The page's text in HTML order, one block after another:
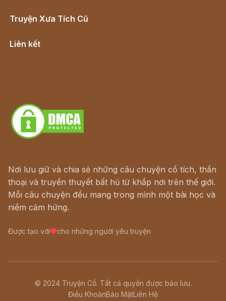
Truyện Xưa Tích Cũ
Liên kết
Nơi lưu giữ và chia sẻ những câu chuyện cổ tích, thần
thoại và truyền thuyết bất hủ từ khắp nơi trên thế giới.
Mỗi câu chuyện đều mang trong mình một bài học và
niềm cảm hứng.
Được tạo với cho những người yêu truyện
© 2024 Truyện Cổ. Tất cả quyền được bảo lưu.
Điều KhoảnBảo MậtLiên Hệ